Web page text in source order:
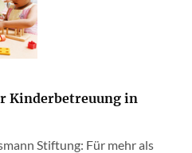
Kinderbetreuung in
Stiftung: Für mehr als